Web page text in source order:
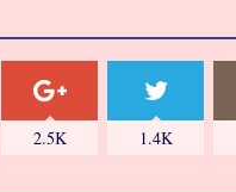
2.5K 1.4K